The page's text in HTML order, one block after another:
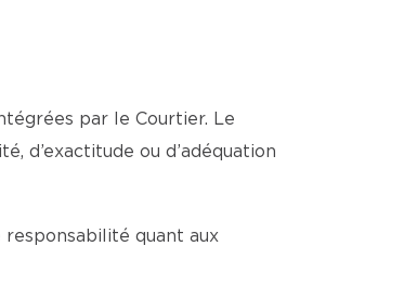
par le Courtier. Le
d’exactitude ou d’adéquation
quant aux